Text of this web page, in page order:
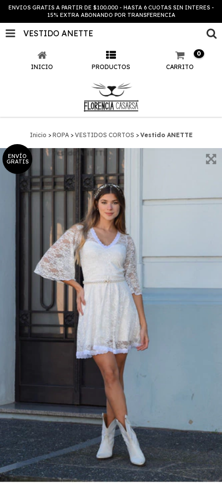
ENVIOS GRATIS A PARTIR DE $100.000 - HASTA 6 CUOTAS SIN INTERES -
15% EXTRA ABONANDO POR TRANSFERENCIA
VESTIDO ANETTE
INICIO PRODUCTOS CARRITO
0
Inicio > ROPA > VESTIDOS CORTOS > Vestido ANETTE
ENVÍO
GRATIS